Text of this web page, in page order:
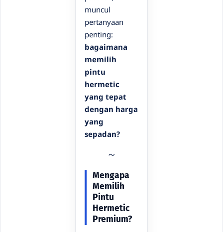
muncul
pertanyaan
penting:
bagaimana
memilih
pintu
hermetic
yang tepat
dengan harga
yang
sepadan?
Mengapa
Memilih
Pintu
Hermetic
Premium?